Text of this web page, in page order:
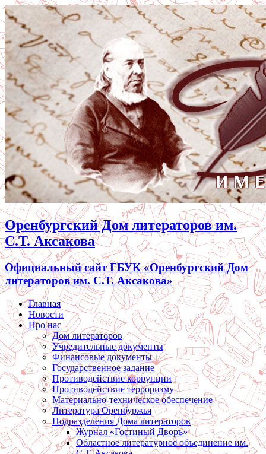
Оренбургский Дом литераторов им.
С.Т. Аксакова
Официальный сайт ГБУК «Оренбургский Дом
литераторов им. С.Т. Аксакова»
Главная
Новости
Про нас
Дом литераторов
Учредительные документы
Финансовые документы
Государственное задание
Противодействие коррупции
Противодействие терроризму
Материально-техническое обеспечение
Литература Оренбуржья
Подразделения Дома литераторов
Журнал «Гостиный Дворъ»
Областное литературное объединение им.